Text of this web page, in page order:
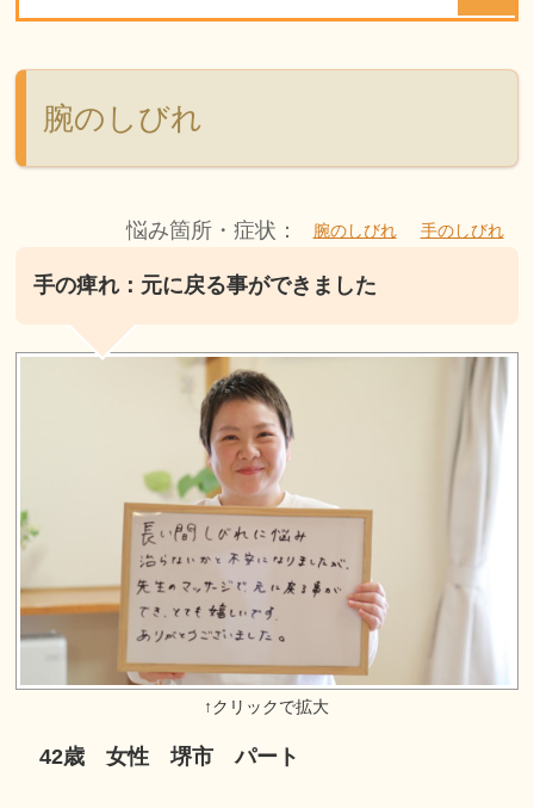
腕のしびれ
悩み箇所・症状： 腕のしびれ 手のしびれ
手の痺れ：元に戻る事ができました
42歳 女性 堺市 パート